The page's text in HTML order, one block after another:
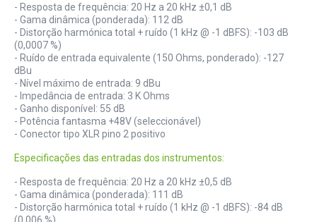
- Resposta de frequência: 20 Hz a 20 kHz ±0,1 dB
- Gama dinâmica (ponderada): 112 dB
- Distorção harmónica total + ruído (1 kHz @ -1 dBFS): -103 dB
(0,0007 %)
- Ruído de entrada equivalente (150 Ohms, ponderado): -127
dBu
- Nível máximo de entrada: 9 dBu
- Impedância de entrada: 3 K Ohms
- Ganho disponível: 55 dB
- Potência fantasma +48V (seleccionável)
- Conector tipo XLR pino 2 positivo
Especificações das entradas dos instrumentos:
- Resposta de frequência: 20 Hz a 20 kHz ±0,5 dB
- Gama dinâmica (ponderada): 111 dB
- Distorção harmónica total + ruído (1 kHz @ -1 dBFS): -84 dB